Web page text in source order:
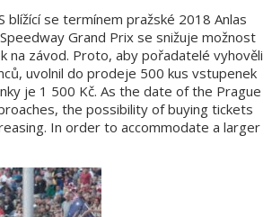
blížící se termínem pražské 2018 Anlas
Grand Prix se snižuje možnost
na závod. Proto, aby pořadatelé vyhověli
uvolnil do prodeje 500 kus vstupenek
je 1 500 Kč. As the date of the Prague
the possibility of buying tickets
In order to accommodate a larger